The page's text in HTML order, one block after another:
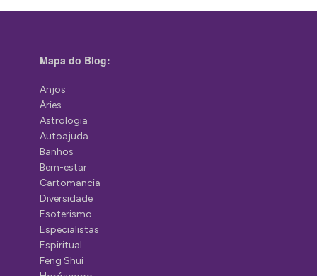
Mapa do Blog:
Anjos
Áries
Astrologia
Autoajuda
Banhos
Bem-estar
Cartomancia
Diversidade
Esoterismo
Especialistas
Espiritual
Feng Shui